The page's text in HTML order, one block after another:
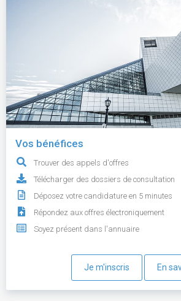
Vos bénéfices
Trouver des appels d'offres
Télécharger des dossiers de consultation
Déposez votre candidature en 5 minutes
Répondez aux offres électroniquement
Soyez présent dans l'annuaire
Je m'inscris En